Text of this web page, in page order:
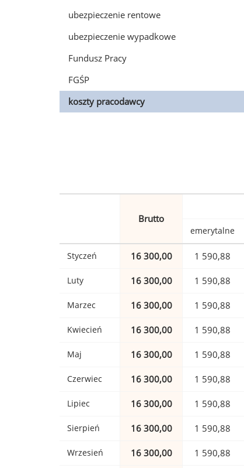
ubezpieczenie rentowe
ubezpieczenie wypadkowe
Fundusz Pracy
FGŚP
koszty pracodawcy
Brutto
emerytalne
Styczeń 16 300,00 1 590,88
Luty 16 300,00 1 590,88
Marzec 16 300,00 1 590,88
Kwiecień 16 300,00 1 590,88
Maj 16 300,00 1 590,88
Czerwiec 16 300,00 1 590,88
Lipiec 16 300,00 1 590,88
Sierpień 16 300,00 1 590,88
Wrzesień 16 300,00 1 590,88